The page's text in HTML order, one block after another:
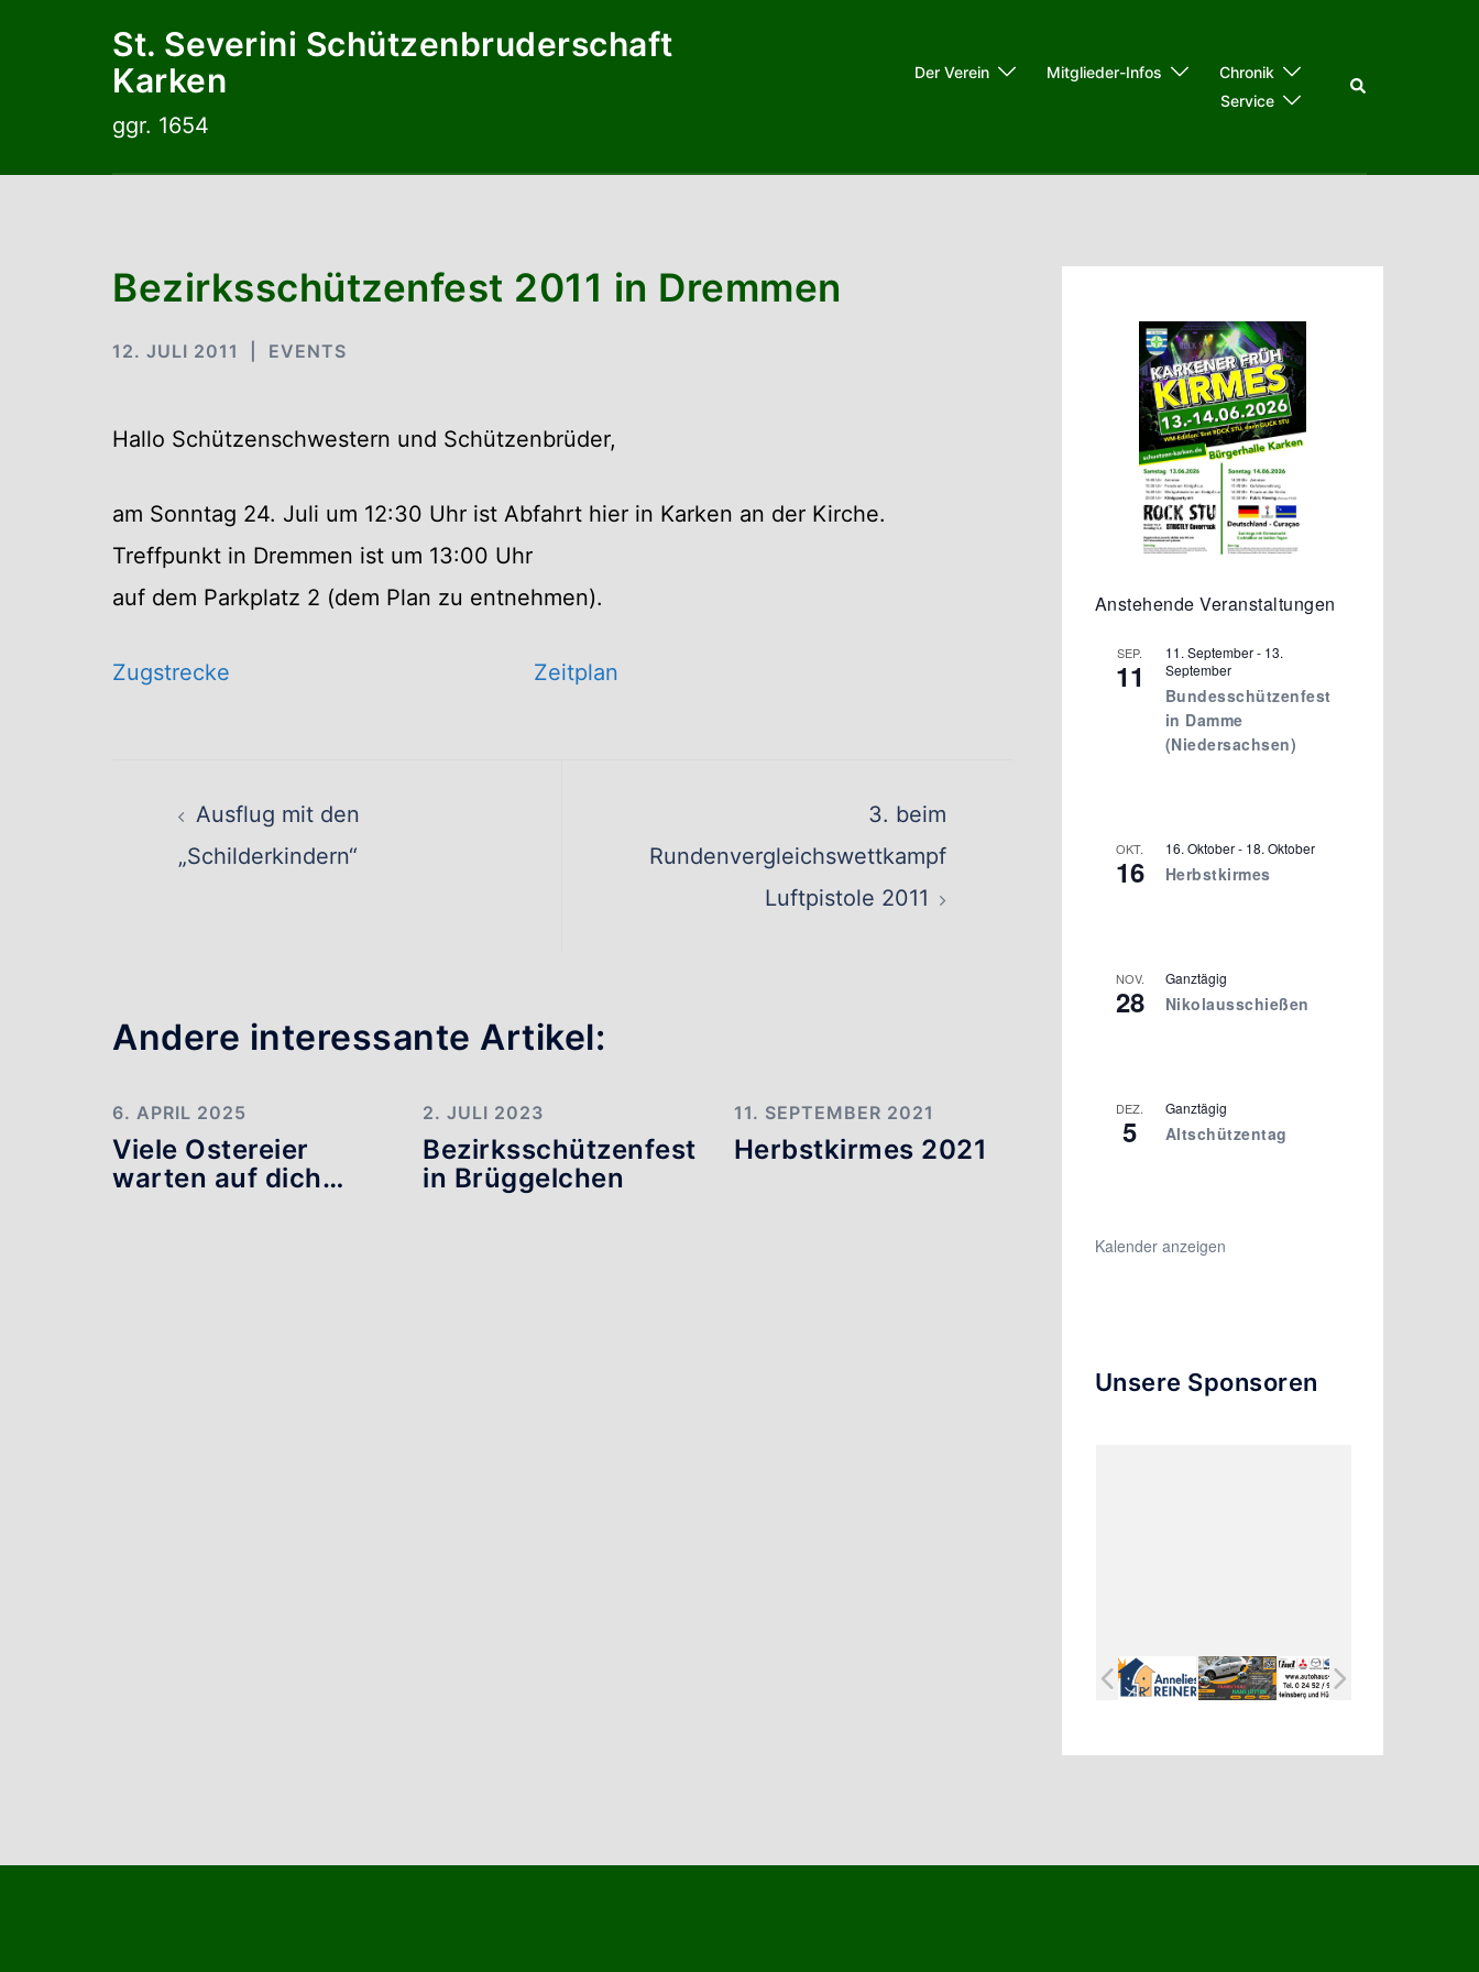
St. Severini Schützenbruderschaft
Karken
ggr. 1654
Der Verein Mitglieder-Infos
Chronik
Service
Suche
Bezirksschützenfest 2011 in Dremmen
12. JULI 2011 EVENTS
Hallo Schützenschwestern und Schützenbrüder,
am Sonntag 24. Juli um 12:30 Uhr ist Abfahrt hier in Karken an der Kirche.
Treffpunkt in Dremmen ist um 13:00 Uhr
auf dem Parkplatz 2 (dem Plan zu entnehmen).
Zugstrecke Zeitplan
Beitragsnavigation
Ausflug mit den
„Schilderkindern“
3. beim
Rundenvergleichswettkampf
Luftpistole 2011
Andere interessante Artikel:
6. APRIL 2025
Viele Ostereier
warten auf dich…
2. JULI 2023
Bezirksschützenfest
in Brüggelchen
11. SEPTEMBER 2021
Herbstkirmes 2021
Anstehende Veranstaltungen
SEP.
11
11. September- 13.
September
Bundesschützenfest
in Damme
(Niedersachsen)
OKT.
16
16. Oktober- 18. Oktober
Herbstkirmes
NOV.
28
Ganztägig
Nikolausschießen
DEZ.
5
Ganztägig
Altschützentag
Kalender anzeigen
Unsere Sponsoren